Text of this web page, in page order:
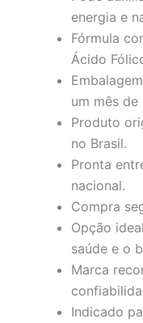
energia e
Fórmula
Ácido
um mês
Produto
no Brasil.
Pronta
nacional.
Compra
Opção
saúde e o
Marca
Indicado